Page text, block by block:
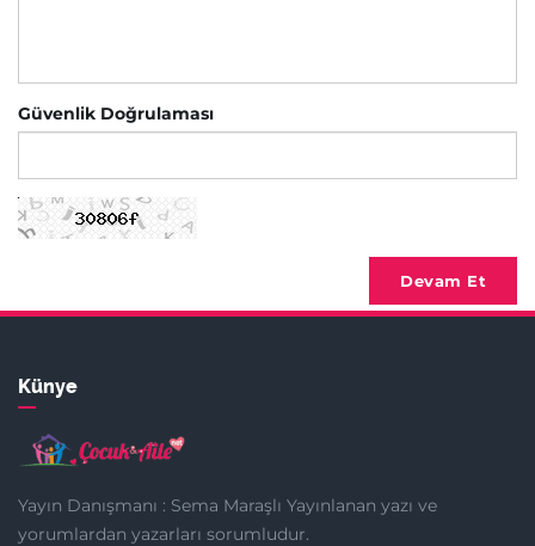
Güvenlik Doğrulaması
Devam Et
Künye
Yayın Danışmanı : Sema Maraşlı Yayınlanan yazı ve
yorumlardan yazarları sorumludur.